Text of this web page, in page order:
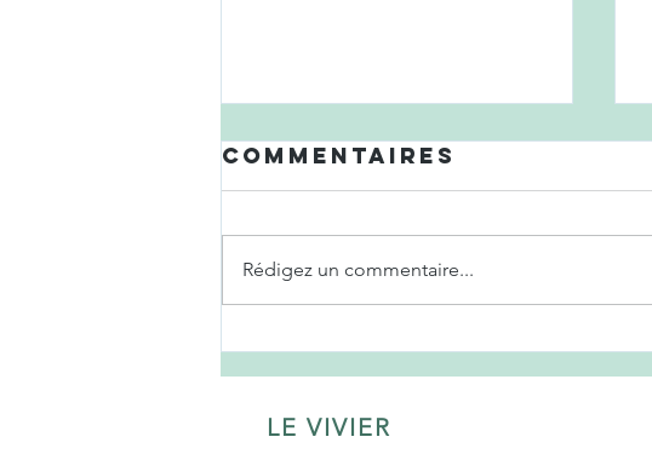
Les MUSIQUES
DE L'EAU DES
QUATRE-VENTS
Commentaires
Rédigez un commentaire...
LE VIVIER